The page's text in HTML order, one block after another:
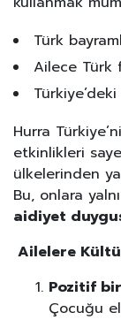
Türk
Ailece Türk
Hurra
etkinlikleri
ülkelerinden
Bu, onlara
aidiyet
Ailelere
Pozitif
Çocuğu